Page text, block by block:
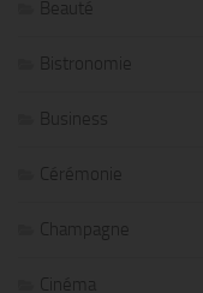
Beauté
Bistronomie
Business
Cérémonie
Champagne
Cinéma